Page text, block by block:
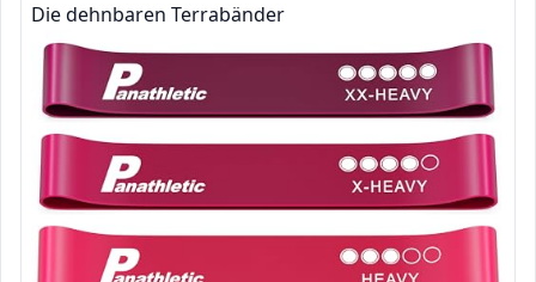
Die dehnbaren Terrabänder